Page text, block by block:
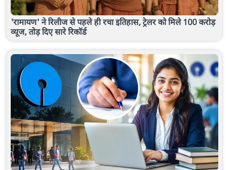
'रामायण' ने रिलीज से पहले ही रचा इतिहास, ट्रेलर को मिले 100 करोड़
व्यूज, तोड़ दिए सारे रिकॉर्ड